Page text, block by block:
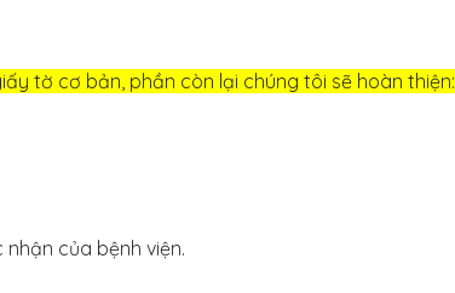
tờ cơ bản, phần còn lại chúng tôi sẽ hoàn thiện:
của bệnh viện.